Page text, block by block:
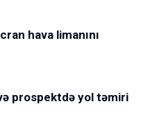
hava limanını
prospektdə yol təmiri